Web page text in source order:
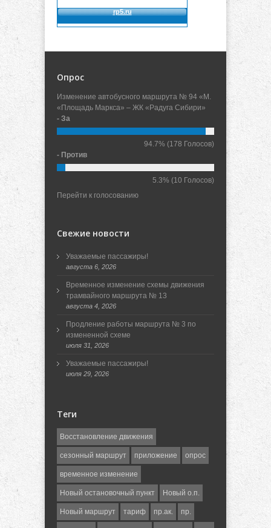
Опрос
Изменение автобусного маршрута № 94 «М.
«Площадь Маркса» – ЖК «Радуга Сибири»
- За
94.7% (178 Голосов)
- Против
5.3% (10 Голосов)
Перейти к голосованию
Свежие новости
Уважаемые пассажиры!
августа 6, 2026
Временное изменение схемы движения
трамвайного маршрута № 13
августа 4, 2026
Продление работы маршрута № 3 по
измененной схеме
июля 31, 2026
Уважаемые пассажиры!
июля 29, 2026
Теги
Восстановление движения
сезонный маршрут приложение опрос
временное изменение
Новый остановочный пункт Новый о.п.
Новый маршрут тариф пр.ак. пр.